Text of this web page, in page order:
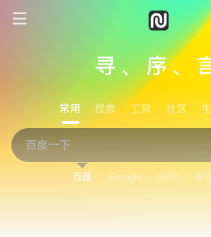
寻、序、
常用 搜索 工具 社区
百度 Google 站内 淘